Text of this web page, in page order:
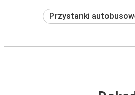
Przystanki